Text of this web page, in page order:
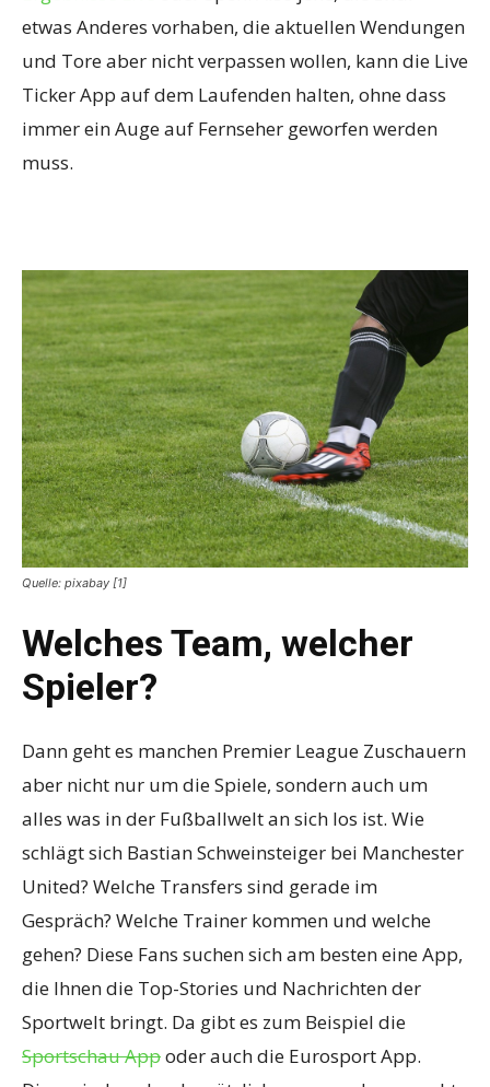
etwas Anderes vorhaben, die aktuellen Wendungen
und Tore aber nicht verpassen wollen, kann die Live
Ticker App auf dem Laufenden halten, ohne dass
immer ein Auge auf Fernseher geworfen werden
muss.
Quelle: pixabay [1]
Welches Team, welcher
Spieler?
Dann geht es manchen Premier League Zuschauern
aber nicht nur um die Spiele, sondern auch um
alles was in der Fußballwelt an sich los ist. Wie
schlägt sich Bastian Schweinsteiger bei Manchester
United? Welche Transfers sind gerade im
Gespräch? Welche Trainer kommen und welche
gehen? Diese Fans suchen sich am besten eine App,
die Ihnen die Top-Stories und Nachrichten der
Sportwelt bringt. Da gibt es zum Beispiel die
Sportschau Appoder auch die Eurosport App.